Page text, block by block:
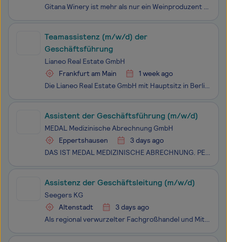
Gitana Winery ist mehr als nur ein Weinproduzent – es ist eine Geschichte von Leidenschaft, Tradition und Handwerkskunst. Im Herzen der Region Valul lui Traian in der Republik Moldau gelegen, verbindet Gitana authentische Weinbautechniken mit moderner Innovation, um außergewöhnliche Weine zu kreiere
Teamassistenz (m/w/d) der
Geschäftsführung
Lianeo Real Estate GmbH
Frankfurt am Main
1 week ago
Die Lianeo Real Estate GmbH mit Hauptsitz in Berlin vereint sämtliche Dienstleistungen, die bei der nachhaltigen Entwicklung und Wertsteigerung von Immobilien von Belang sind. Deutschlandweit arbeiten unsere Mitarbeiter und Mitarbeiterinnen daran, die vielfältigen Anforderungen i
Assistent der Geschäftsführung (m/w/d)
MEDAL Medizinische Abrechnung GmbH
Eppertshausen
3 days ago
DAS IST MEDAL MEDIZINISCHE ABRECHNUNG. PERSÖNLICH. BESSER. Wir leben eine besondere Maxime: nicht möglichst viele Mandanten standardisiert und nach „Schema F“ betreuen. ZU LANGWEILIG. Wir können nur persönliche und individuelle Zusammenarbeit. WIR SIND MANUFAKTUR. Unser Anspruch ist dabei die Betre
Assistenz der Geschäftsleitung (m/w/d)
Seegers KG
Altenstadt
3 days ago
Als regional verwurzelter Fachgroßhandel und Mitglied der marktführenden GC-GRUPPE beliefert die Seegers KG das Fachhandwerk mit Material aus allen Bereichen der Haustechnik. Dank unserer einzigartigen Warenvielfalt und optimal aufgestellten Logistik gestalten wir lokal wie digital die Welt von morg